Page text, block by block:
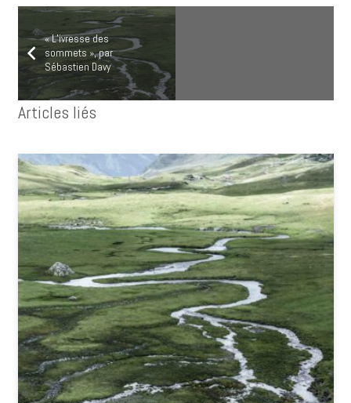
« L’ivresse des
sommets », par
Sébastien Davy
Articles liés